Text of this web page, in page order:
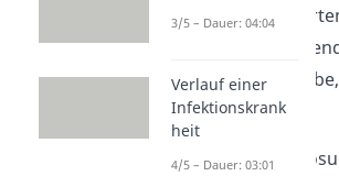
Die nicht
werden
Das ist also die
sehen kannst.
Insbesondere in
3/5 – Dauer: 04:04
Verlauf einer
Infektionskrank
heit
4/5 – Dauer: 03:01